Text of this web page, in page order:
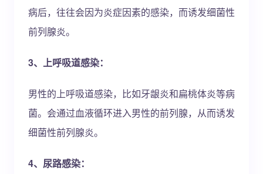
病后，往往会因为炎症因素的感染，而诱发细菌性
前列腺炎。
3、上呼吸道感染：
男性的上呼吸道感染，比如牙龈炎和扁桃体炎等病
菌。会通过血液循环进入男性的前列腺，从而诱发
细菌性前列腺炎。
4、尿路感染：